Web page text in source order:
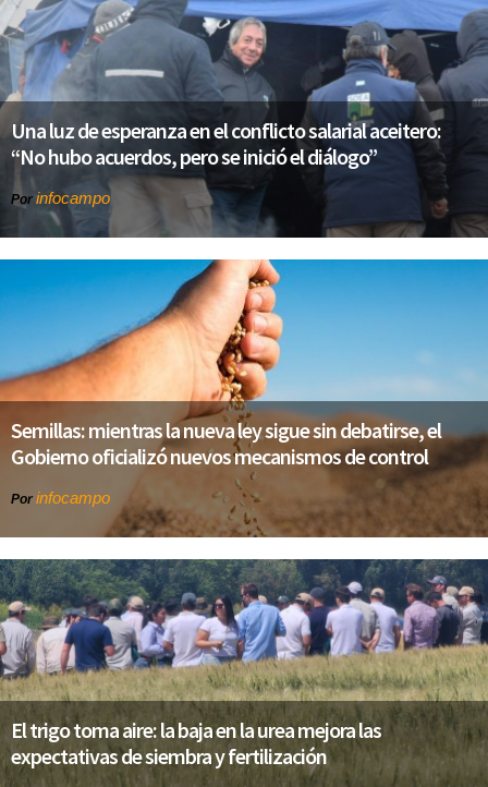
Una luz de esperanza en el conflicto salarial aceitero:
“No hubo acuerdos, pero se inició el diálogo”
Por infocampo
Semillas: mientras la nueva ley sigue sin debatirse, el
Gobierno oficializó nuevos mecanismos de control
Por infocampo
El trigo toma aire: la baja en la urea mejora las
expectativas de siembra y fertilización